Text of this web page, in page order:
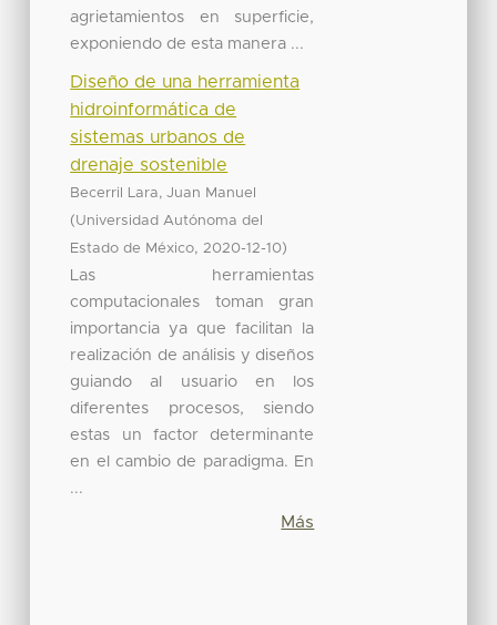
agrietamientos en superficie,
exponiendo de esta manera ...
Diseño de una herramienta
hidroinformática de
sistemas urbanos de
drenaje sostenible
Becerril Lara, Juan Manuel
(Universidad Autónoma del
Estado de México, 2020-12-10)
Las herramientas
computacionales toman gran
importancia ya que facilitan la
realización de análisis y diseños
guiando al usuario en los
diferentes procesos, siendo
estas un factor determinante
en el cambio de paradigma. En
...
Más